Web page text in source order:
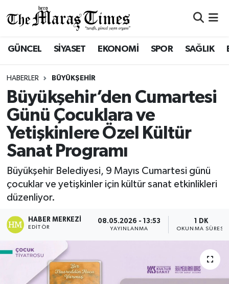
GÜNCEL SİYASET EKONOMİ SPOR SAĞLIK
HABERLER BÜYÜKŞEHİR
Büyükşehir’den Cumartesi
Günü Çocuklara ve
Yetişkinlere Özel Kültür
Sanat Programı
Büyükşehir Belediyesi, 9 Mayıs Cumartesi günü
çocuklar ve yetişkinler için kültür sanat etkinlikleri
düzenliyor.
HABER MERKEZI
EDITÖR
08.05.2026 - 13:53
YAYINLANMA
1 DK
OKUNMA SÜRESI
BÜYÜKŞEHİR
DULKADİROĞLU
İŞ DÜNYASI
KÜLTÜR&SANAT
SİVİL TOPLUM
SOSYAL YAŞAM
ULUSAL HABERLER
BÜYÜKŞEHİR
DULKADİROĞLU
EĞİTİM
EKONOMİ
GÜNCEL
İLÇE HABERLERİ
İŞ DÜNYASI
KÜLTÜR&SANAT
ONİKİŞUBAT
Hava Durumu
Namaz Vakitleri
Trafik Durumu
Süper Lig Puan Durumu ve Fikstür
Tüm Manşetler
Son Dakika Haberleri
Haber Arşivi